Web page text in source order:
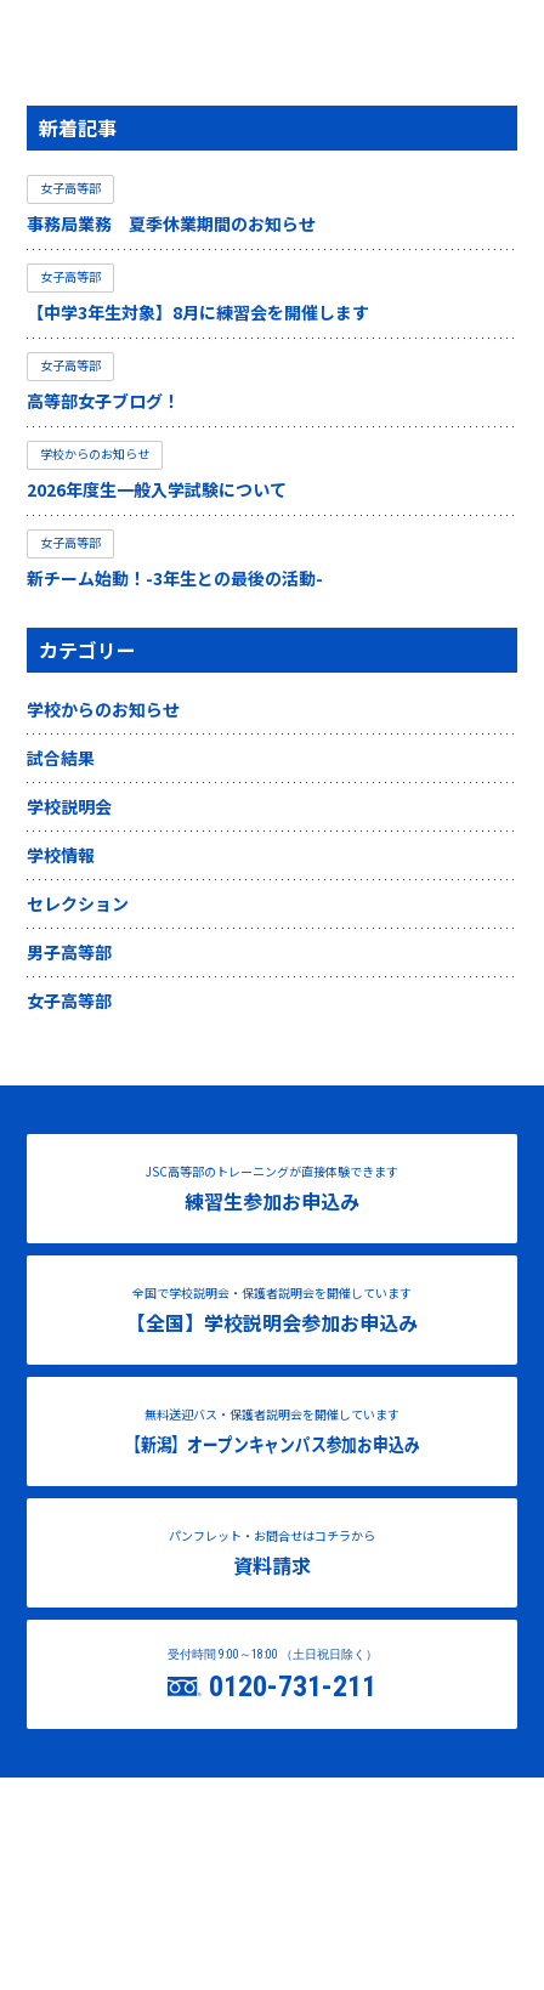
新着記事
女子高等部
事務局業務 夏季休業期間のお知らせ
女子高等部
【中学3年生対象】8月に練習会を開催します
女子高等部
高等部女子ブログ！
学校からのお知らせ
2026年度生一般入学試験について
女子高等部
新チーム始動！-3年生との最後の活動-
カテゴリー
学校からのお知らせ
試合結果
学校説明会
学校情報
セレクション
男子高等部
女子高等部
JSC高等部のトレーニングが直接体験できます
練習生参加お申込み
全国で学校説明会・保護者説明会を開催しています
【全国】学校説明会参加お申込み
無料送迎バス・保護者説明会を開催しています
【新潟】オープンキャンパス参加お申込み
パンフレット・お問合せはコチラから
資料請求
受付時間 9:00～18:00 （土日祝日除く）
0120-731-211